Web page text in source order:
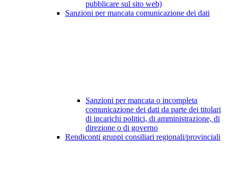
pubblicare sul sito web)
Sanzioni per mancata comunicazione dei dati
Sanzioni per mancata o incompleta
comunicazione dei dati da parte dei titolari
di incarichi politici, di amministrazione, di
direzione o di governo
Rendiconti gruppi consiliari regionali/provinciali